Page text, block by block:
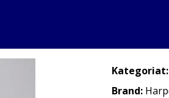
Kategoriat:
Brand: